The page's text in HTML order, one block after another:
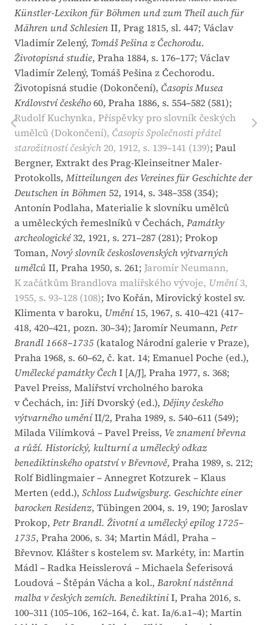
Künstler-Lexikon für Böhmen und zum Theil auch für
Mähren und SchlesienII, Prag 1815, sl. 447; Václav
Vladimír Zelený, Tomáš Pešina z Čechorodu.
Životopisná studie, Praha 1884, s. 176–177; Václav
Vladimír Zelený, Tomáš Pešina z Čechorodu.
Životopisná studie (Dokončení), Časopis Musea
Království českého60, Praha 1886, s. 554–582 (581);
Rudolf Kuchynka, Příspěvky pro slovník českých
umělců (Dokončení), Časopis Společnosti přátel
starožitností českých 20, 1912, s. 139–141 (139); Paul
Bergner, Extrakt des Prag-Kleinseitner Maler-
Protokolls, Mitteilungen des Vereines für Geschichte der
Deutschen in Böhmen52, 1914, s. 348–358 (354);
Antonín Podlaha, Materialie k slovníku umělců
a uměleckých řemeslníků v Čechách, Památky
archeologické32, 1921, s. 271–287 (281); Prokop
Toman, Nový slovník československých výtvarných
umělcůII, Praha 1950, s. 261; Jaromír Neumann,
K začátkům Brandlova malířského vývoje, Umění3,
1955, s. 93–128 (108); Ivo Kořán, Mirovický kostel sv.
Klimenta v baroku, Umění15, 1967, s. 410–421 (417–
418, 420–421, pozn. 30–34); Jaromír Neumann, Petr
Brandl 1668–1735 (katalog Národní galerie v Praze),
Praha 1968, s. 60–62, č. kat. 14; Emanuel Poche (ed.),
Umělecké památky ČechI [A/J], Praha 1977, s. 368;
Pavel Preiss, Malířství vrcholného baroka
v Čechách, in: Jiří Dvorský (ed.), Dějiny českého
výtvarného uměníII/2, Praha 1989, s. 540–611 (549);
Milada Vilímková – Pavel Preiss, Ve znamení břevna
a růží. Historický, kulturní a umělecký odkaz
benediktinského opatství v Břevnově, Praha 1989, s. 212;
Rolf Bidlingmaier – Annegret Kotzurek – Klaus
Merten (edd.), Schloss Ludwigsburg. Geschichte einer
barocken Residenz, Tübingen 2004, s. 19, 190; Jaroslav
Prokop, Petr Brandl. Životní a umělecký epilog 1725–
1735, Praha 2006, s. 34; Martin Mádl, Praha –
Břevnov. Klášter s kostelem sv. Markéty, in: Martin
Mádl – Radka Heisslerová – Michaela Šeferisová
Loudová – Štěpán Vácha a kol., Barokní nástěnná
malba v českých zemích. BenediktiniI, Praha 2016, s.
100–311 (105–106, 162–164, č. kat. Ia/6.a1–4); Martin